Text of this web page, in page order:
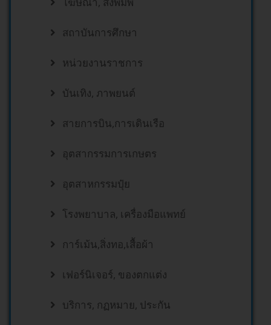
สถาบันการศึกษา
หน่วยงานราชการ
บันเทิง, ภาพยนต์
สายการบิน,การเดินเรือ
อุตสากรรมการเกษตร
อุตสาหกรรมปุ๋ย
โรงพยาบาล, เครื่องมือแพทย์
การ์เม้น,สิ่งทอ,เสื้อผ้า
เฟอร์นิเจอร์, ของตกแต่ง
บริการ, กฏหมาย, ประกัน